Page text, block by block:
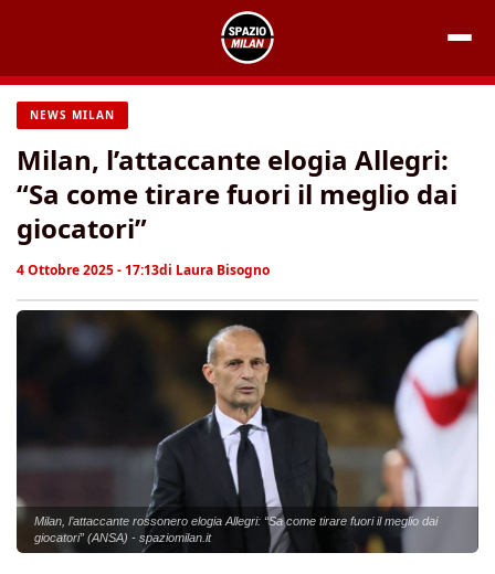
contenuto
NEWS MILAN
Milan, l’attaccante elogia Allegri:
“Sa come tirare fuori il meglio dai
giocatori”
4 Ottobre 2025 - 17:13di Laura Bisogno
Milan, l’attaccante rossonero elogia Allegri: “Sa come tirare fuori il meglio dai
giocatori” (ANSA) - spaziomilan.it